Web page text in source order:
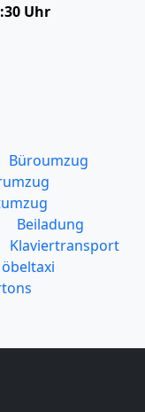
Uhr
Büroumzug
Beiladung
Klaviertransport